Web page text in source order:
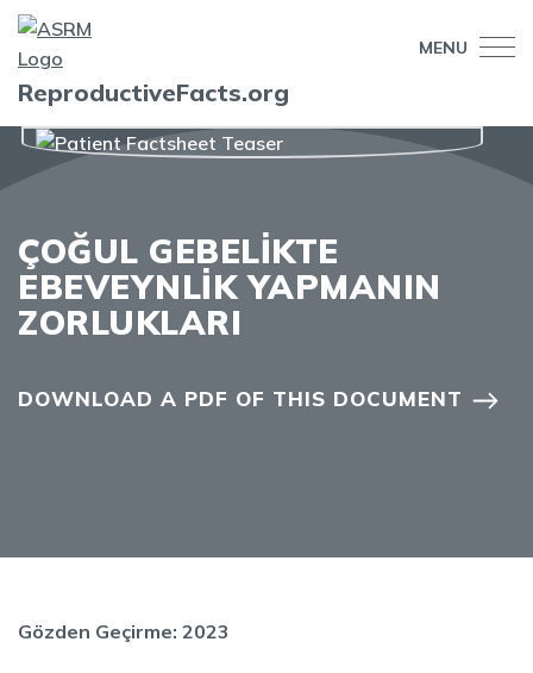
MENU
ReproductiveFacts.org
ÇOĞUL GEBELİKTE
EBEVEYNLİK YAPMANIN
ZORLUKLARI
DOWNLOAD A PDF OF THIS DOCUMENT
Gözden Geçirme: 2023